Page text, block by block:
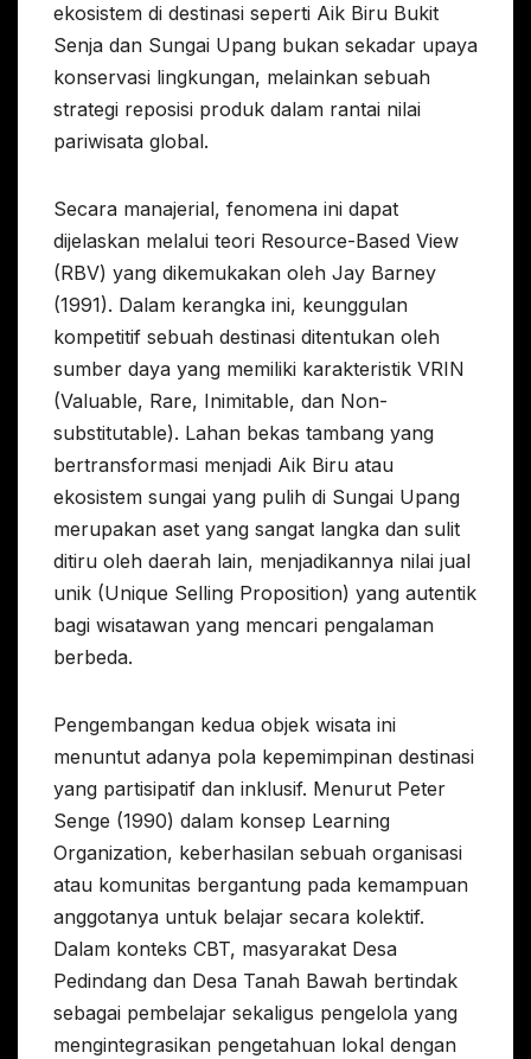
ekosistem di destinasi seperti Aik Biru Bukit
Senja dan Sungai Upang bukan sekadar upaya
konservasi lingkungan, melainkan sebuah
strategi reposisi produk dalam rantai nilai
pariwisata global.
Secara manajerial, fenomena ini dapat
dijelaskan melalui teori Resource-Based View
(RBV) yang dikemukakan oleh Jay Barney
(1991). Dalam kerangka ini, keunggulan
kompetitif sebuah destinasi ditentukan oleh
sumber daya yang memiliki karakteristik VRIN
(Valuable, Rare, Inimitable, dan Non-
substitutable). Lahan bekas tambang yang
bertransformasi menjadi Aik Biru atau
ekosistem sungai yang pulih di Sungai Upang
merupakan aset yang sangat langka dan sulit
ditiru oleh daerah lain, menjadikannya nilai jual
unik (Unique Selling Proposition) yang autentik
bagi wisatawan yang mencari pengalaman
berbeda.
Pengembangan kedua objek wisata ini
menuntut adanya pola kepemimpinan destinasi
yang partisipatif dan inklusif. Menurut Peter
Senge (1990) dalam konsep Learning
Organization, keberhasilan sebuah organisasi
atau komunitas bergantung pada kemampuan
anggotanya untuk belajar secara kolektif.
Dalam konteks CBT, masyarakat Desa
Pedindang dan Desa Tanah Bawah bertindak
sebagai pembelajar sekaligus pengelola yang
mengintegrasikan pengetahuan lokal dengan